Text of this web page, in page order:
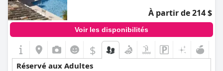
À partir de 214 $
Voir les disponibilités
$
Réservé aux Adultes